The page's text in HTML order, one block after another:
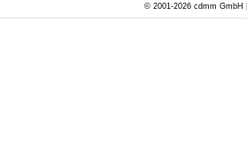
© 2001-2026 cdmm GmbH |